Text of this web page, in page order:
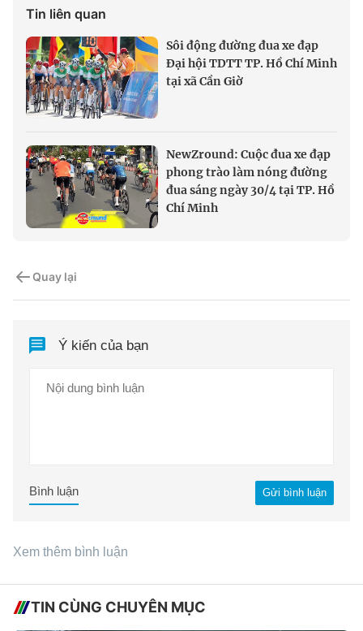
Tin liên quan
Sôi động đường đua xe đạp
Đại hội TDTT TP. Hồ Chí Minh
tại xã Cần Giờ
NewZround: Cuộc đua xe đạp
phong trào làm nóng đường
đua sáng ngày 30/4 tại TP. Hồ
Chí Minh
Quay lại
Ý kiến của bạn
Gửi bình luận
Bình luận
Xem thêm bình luận
TIN CÙNG CHUYÊN MỤC